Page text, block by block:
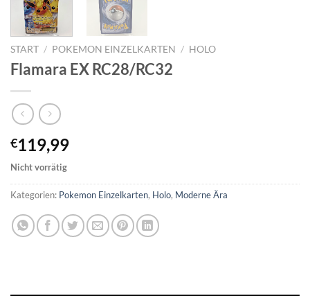
START / POKEMON EINZELKARTEN / HOLO
Flamara EX RC28/RC32
€119,99
Nicht vorrätig
Kategorien: Pokemon Einzelkarten, Holo, Moderne Ära